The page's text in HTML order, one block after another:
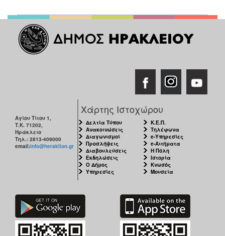
Αγίου Τίτου 1,
Τ.Κ. 71202,
Ηράκλειο
Τηλ.: 2813-409000
email:info@heraklion.gr
Χάρτης Ιστοχώρου
Δελτία Τύπου
Ανακοινώσεις
Διαγωνισμοί
Προσλήψεις
Διαβουλεύσεις
Εκδηλώσεις
Ο Δήμος
Υπηρεσίες
Κ.Ε.Π.
Τηλέφωνα
e-Υπηρεσίες
e-Αιτήματα
Η Πόλη
Ιστορία
Κνωσός
Μουσεία